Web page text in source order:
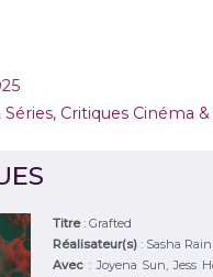
Séries, Critiques Cinéma &
Titre:Grafted
Réalisateur(s): Sasha
Avec :Joyena Sun, Jess